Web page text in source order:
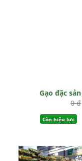
Gạo đặc sản
0 đ
Còn hiệu lực